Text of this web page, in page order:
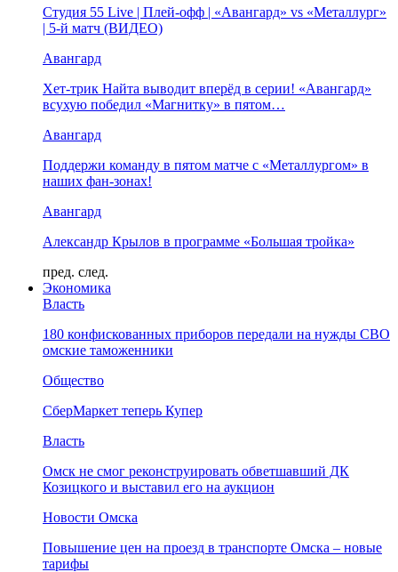
Студия 55 Live | Плей-офф | «Авангард» vs «Металлург»
| 5-й матч (ВИДЕО)
Авангард
Хет-трик Найта выводит вперёд в серии! «Авангард»
всухую победил «Магнитку» в пятом…
Авангард
Поддержи команду в пятом матче с «Металлургом» в
наших фан-зонах!
Авангард
Александр Крылов в программе «Большая тройка»
пред. след.
Экономика
Власть
180 конфискованных приборов передали на нужды СВО
омские таможенники
Общество
СберМаркет теперь Купер
Власть
Омск не смог реконструировать обветшавший ДК
Козицкого и выставил его на аукцион
Новости Омска
Повышение цен на проезд в транспорте Омска – новые
тарифы